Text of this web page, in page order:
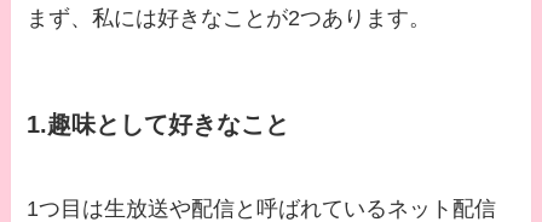
まず、私には好きなことが2つあります。
1.趣味として好きなこと
1つ目は生放送や配信と呼ばれているネット配信